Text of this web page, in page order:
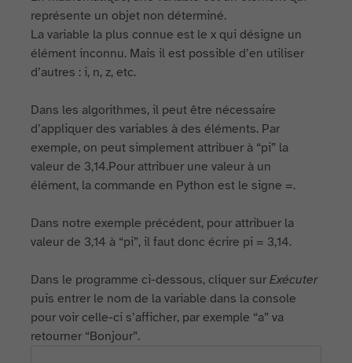
représente un objet non déterminé.
La variable la plus connue est le x qui désigne un
élément inconnu. Mais il est possible d’en utiliser
d’autres : i, n, z, etc.
Dans les algorithmes, il peut être nécessaire
d’appliquer des variables à des éléments. Par
exemple, on peut simplement attribuer à “pi” la
valeur de 3,14.Pour attribuer une valeur à un
élément, la commande en Python est le signe =.
Dans notre exemple précédent, pour attribuer la
valeur de 3,14 à “pi”, il faut donc écrire pi = 3,14.
Dans le programme ci-dessous, cliquer surExécuter
puis entrer le nom de la variable dans la console
pour voir celle-ci s’afficher, par exemple “a” va
retourner “Bonjour”.